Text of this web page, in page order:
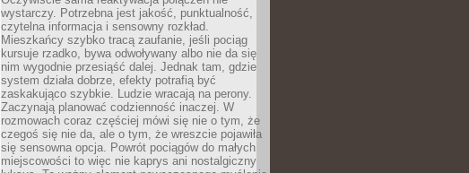
wystarczy. Potrzebna jest jakość, punktualność,
czytelna informacja i sensowny rozkład.
Mieszkańcy szybko tracą zaufanie, jeśli pociąg
kursuje rzadko, bywa odwoływany albo nie da się
nim wygodnie przesiąść dalej. Jednak tam, gdzie
system działa dobrze, efekty potrafią być
zaskakująco szybkie. Ludzie wracają na perony.
Zaczynają planować codzienność inaczej. W
rozmowach coraz częściej mówi się nie o tym, że
czegoś się nie da, ale o tym, że wreszcie pojawiła
się sensowna opcja. Powrót pociągów do małych
miejscowości to więc nie kaprys ani nostalgiczny